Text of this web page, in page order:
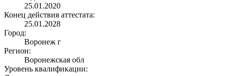
25.01.2020
Конец действия аттестата:
25.01.2028
Город:
Воронеж г
Регион:
Воронежская обл
Уровень квалификации: